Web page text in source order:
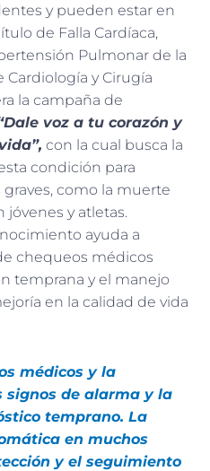
y pueden estar en
de Falla Cardíaca,
Pulmonar de la
Cardiología y Cirugía
la campaña de
voz a tu corazón y
con la cual busca la
condición para
como la muerte
y atletas.
ayuda a
chequeos médicos
temprana y el manejo
en la calidad de vida
médicos y la
signos de alarma y la
temprano. La
en muchos
y el seguimiento